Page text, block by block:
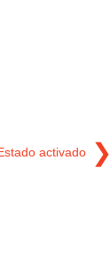
activado ❯